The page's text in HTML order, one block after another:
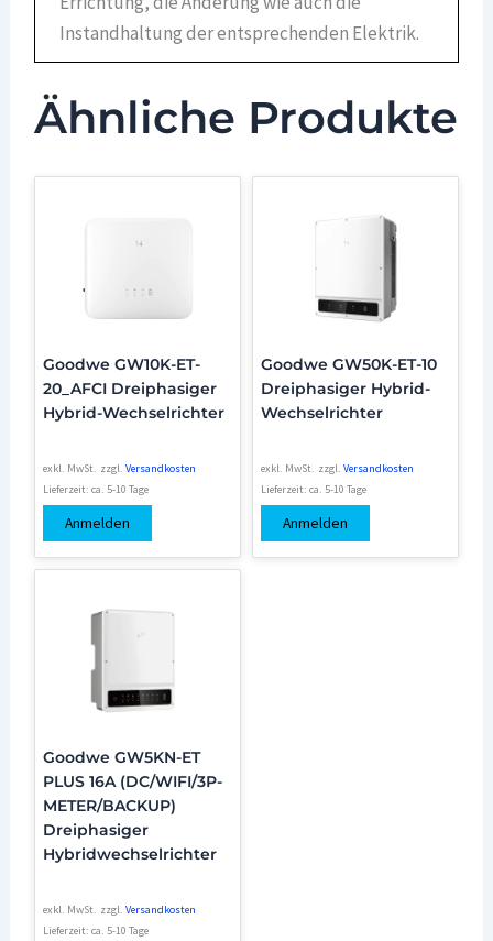
Instandhaltung der entsprechenden Elektrik.
Ähnliche Produkte
Goodwe GW10K-ET-
20_AFCI Dreiphasiger
Hybrid-Wechselrichter
exkl. MwSt. zzgl.Versandkosten
Lieferzeit:ca. 5-10 Tage
Anmelden
Goodwe GW50K-ET-10
Dreiphasiger Hybrid-
Wechselrichter
exkl. MwSt. zzgl. Versandkosten
Lieferzeit: ca. 5-10 Tage
Anmelden
Goodwe GW5KN-ET
PLUS 16A (DC/WIFI/3P-
METER/BACKUP)
Dreiphasiger
Hybridwechselrichter
exkl. MwSt. zzgl.Versandkosten
Lieferzeit:ca. 5-10 Tage